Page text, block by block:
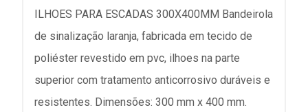
ILHOES PARA ESCADAS 300X400MM Bandeirola
de sinalização laranja, fabricada em tecido de
poliéster revestido em pvc, ilhoes na parte
superior com tratamento anticorrosivo duráveis e
resistentes. Dimensões: 300 mm x 400 mm.